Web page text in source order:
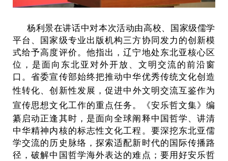
杨利景在讲话中对本次活动由高校、国家级儒学
平台、国家级专业出版机构三方协同发力的创新模
式给予高度评价。他指出，辽宁地处东北亚核心区
位，是面向东北亚对外开放、文明交流的前沿窗
口。省委宣传部始终把推动中华优秀传统文化创造
性转化、创新性发展，促进中外文明交流互鉴作为
宣传思想文化工作的重点任务。《安乐哲文集》编
纂启动正逢其时，是面向全球阐释中国哲学、讲清
中华精神内核的标志性文化工程。要深挖东北亚儒
学交流的历史脉络，探索适配新时代的国际传播路
径，破解中国哲学海外表达的难点；要用好安乐哲